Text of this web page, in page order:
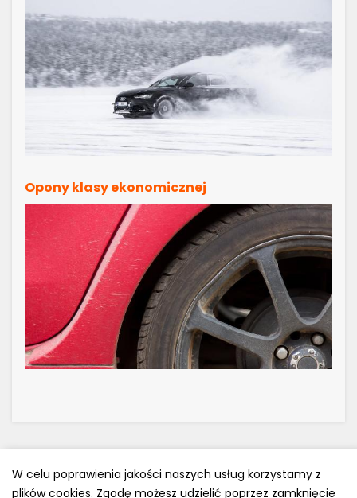
Opony klasy ekonomicznej
W celu poprawienia jakości naszych usług korzystamy z
plików cookies. Zgodę możesz udzielić poprzez zamknięcie